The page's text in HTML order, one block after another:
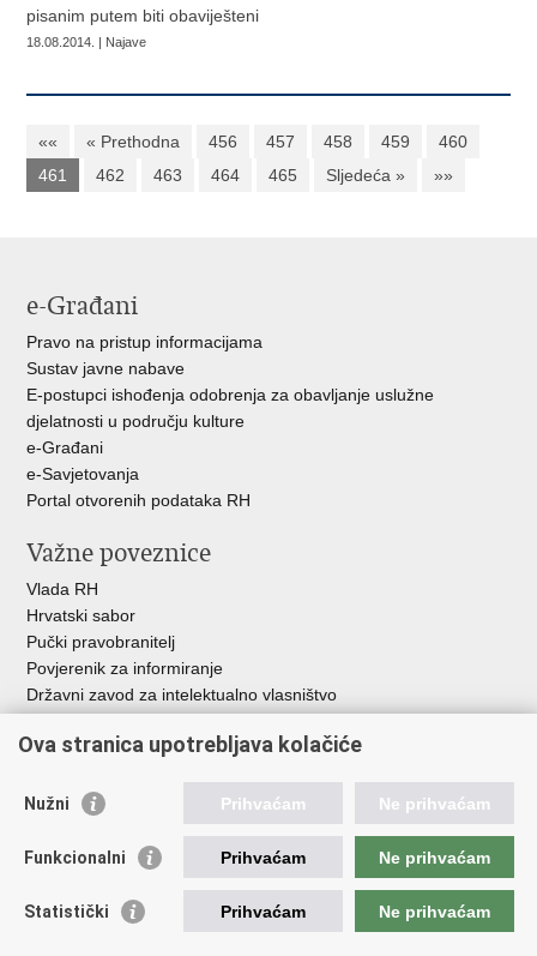
pisanim putem biti obaviješteni
18.08.2014. | Najave
«« « Prethodna 456 457 458 459
460
461
462 463 464 465 Sljedeća » »»
e-Građani
Pravo na pristup informacijama
Sustav javne nabave
E-postupci ishođenja odobrenja za obavljanje uslužne
djelatnosti u području kulture
e-Građani
e-Savjetovanja
Portal otvorenih podataka RH
Važne poveznice
Vlada RH
Hrvatski sabor
Pučki pravobranitelj
Povjerenik za informiranje
Državni zavod za intelektualno vlasništvo
HAKOM
Ostale poveznice
Hrvatski audiovizualni centar
Creative Europe
Ova stranica upotrebljava kolačiće
Nužni Prihvaćam Ne prihvaćam
Funkcionalni Prihvaćam Ne prihvaćam
Statistički Prihvaćam Ne prihvaćam